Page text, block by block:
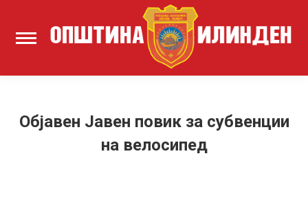
Објавен Јавен повик за субвенции
на велосипед